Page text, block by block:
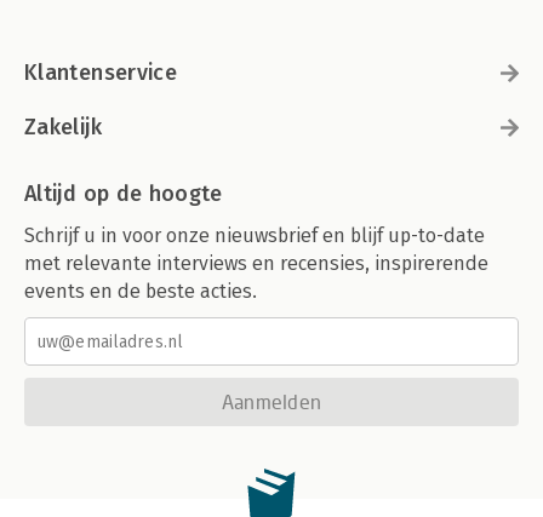
Klantenservice
Zakelijk
Altijd op de hoogte
Schrijf u in voor onze nieuwsbrief en blijf up-to-date
met relevante interviews en recensies, inspirerende
events en de beste acties.
Aanmelden